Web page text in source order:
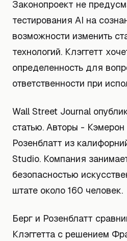
Законопроект не
тестирования AI на
возможности изменить
технологий. Клэггетт
определенность для
ответственности при
Wall Street Journal
статью. Авторы -
Розенблатт из
Studio. Компания
безопасностью
штате около 160 человек.
Берг и Розенблатт
Клэггетта с решением